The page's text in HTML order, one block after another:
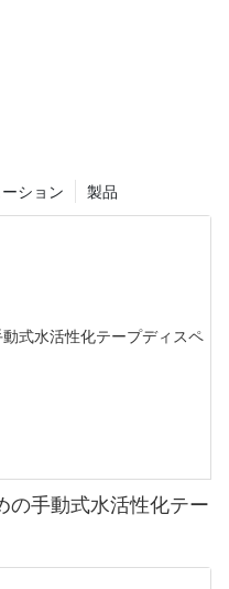
製品
ション
の手動式水活性化テー